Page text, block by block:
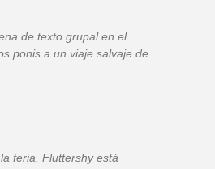
de texto grupal en el
ponis a un viaje salvaje de
feria, Fluttershy está